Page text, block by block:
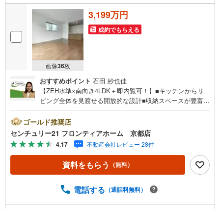
画像36枚
3,199万円
成約でもらえる
おすすめポイント 石田 紗也佳
【ZEH水準×南向き4LDK＋即内覧可！】■キッチンからリ
ビング全体を見渡せる開放的な設計■収納スペースが豊富
車の出し入れもスムーズ 特徴・高い断熱性能と省エネ設備
を備え、夏は涼しく冬は暖かい快適な住環境・家族それぞ
れの個室をしっかり確保できる、使い勝手の良い間取り構
成・主寝室には広々としたバルコニーを配置 立地・美豆小
学校まで徒歩約31分・大淀中学校まで徒歩約39分 弊社が選
ばれる理由 1.お金の扱い方のプロ、ファイナンシャルプラ
きる売却専門チームあり！3.たくさんの銀行と繋がりがあ
ゴールド推奨店
センチュリー21 フロンティアホーム 京都店
4.17 不動産会社レビュー 28件
資料をもらう （無料）
電話する （通話料無料）